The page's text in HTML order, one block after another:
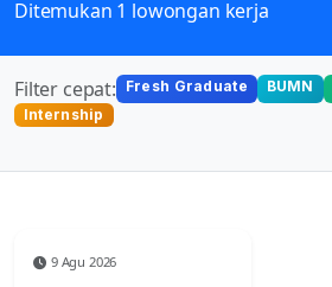
Ditemukan 1 lowongan kerja
Filter cepat: Fresh Graduate BUMN
Internship
9 Agu 2026